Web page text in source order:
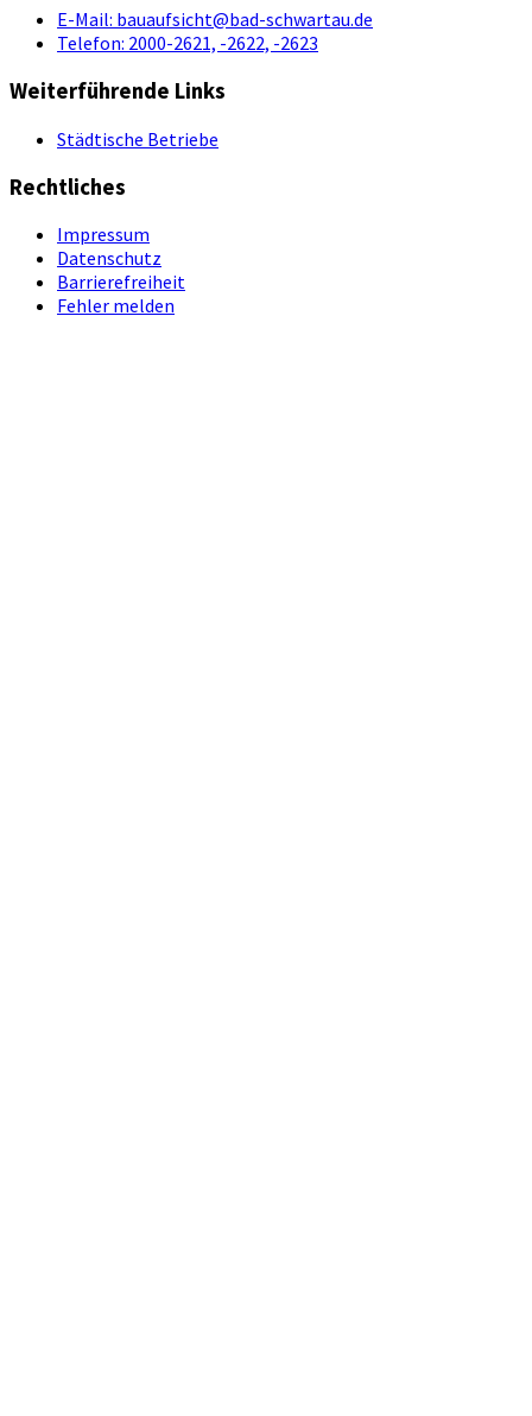
E-Mail: bauaufsicht@bad-schwartau.de
Telefon: 2000-2621, -2622, -2623
Weiterführende Links
Städtische Betriebe
Rechtliches
Impressum
Datenschutz
Barrierefreiheit
Fehler melden